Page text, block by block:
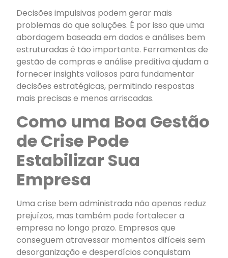
Decisões impulsivas podem gerar mais
problemas do que soluções. É por isso que uma
abordagem baseada em dados e análises bem
estruturadas é tão importante. Ferramentas de
gestão de compras e análise preditiva ajudam a
fornecer insights valiosos para fundamentar
decisões estratégicas, permitindo respostas
mais precisas e menos arriscadas.
Como uma Boa Gestão
de Crise Pode
Estabilizar Sua
Empresa
Uma crise bem administrada não apenas reduz
prejuízos, mas também pode fortalecer a
empresa no longo prazo. Empresas que
conseguem atravessar momentos difíceis sem
desorganização e desperdícios conquistam